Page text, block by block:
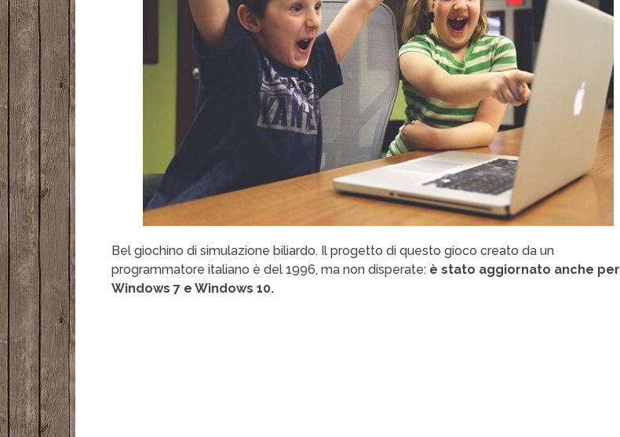
Bel giochino di simulazione biliardo. Il progetto di questo gioco creato da un
programmatore italiano è del 1996, ma non disperate: è stato aggiornato anche per
Windows 7 e Windows 10.